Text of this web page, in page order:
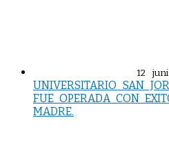
12
UNIVERSITARIO SAN
FUE OPERADA CON
MADRE.